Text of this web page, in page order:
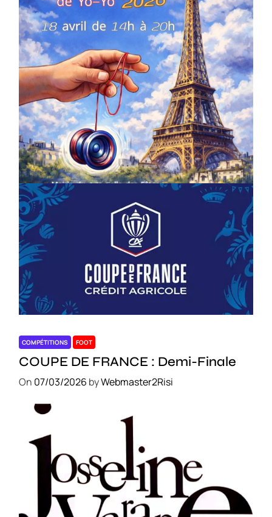
COMPÉTITIONS CULTURE EN FAMILLE JEUNESSE & SPORTS
Championnat de France de la FYYA
le 18 avril – Paris 14e
On18/03/2026byWebmaster2Risi
COMPÉTITIONS FOOT
COUPE DE FRANCE : Demi-Finale
On 07/03/2026 byWebmaster2Risi